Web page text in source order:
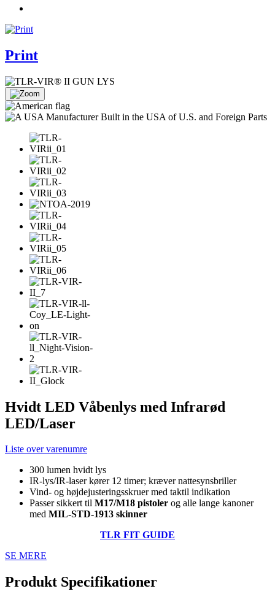
Print
Hvidt LED Våbenlys med Infrarød
LED/Laser
Liste over varenumre
300 lumen hvidt lys
IR-lys/IR-laser kører 12 timer; kræver nattesynsbriller
Vind- og højdejusteringsskruer med taktil indikation
Passer sikkert til M17/M18 pistoler og alle lange kanoner
med MIL-STD-1913 skinner
TLR FIT GUIDE
SE MERE
Produkt Specifikationer